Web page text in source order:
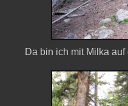
Da bin ich mit Milka